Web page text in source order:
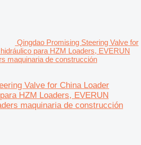
Qingdao Promising Steering Valve for
para HZM Loaders, EVERUN
maquinaria de construcción
Valve for China Loader
HZM Loaders, EVERUN
maquinaria de construcción